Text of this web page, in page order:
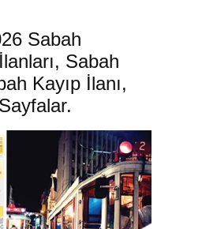
Sabah
Sabah
Kayıp İlanı,